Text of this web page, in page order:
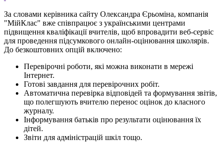
За словами керівника сайту Олександра Єрьоміна, компанія
"МійКлас" вже співпрацює з українськими центрами
підвищення кваліфікації вчителів, щоб впровадити веб-сервіс
для проведення підсумкового онлайн-оцінювання школярів.
До безкоштовних опцій включено:
Перевірочні роботи, які можна виконати в мережі
Інтернет.
Готові завдання для перевірочних робіт.
Автоматична перевірка відповідей та формування звітів,
що полегшують вчителю перенос оцінок до класного
журналу.
Інформування батьків про результати оцінювання їх
дітей.
Звіти для адміністрацій шкіл тощо.